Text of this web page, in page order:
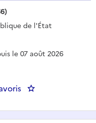
:
:de l'État
le 07 août 2026
: CHEF SOUTIEN